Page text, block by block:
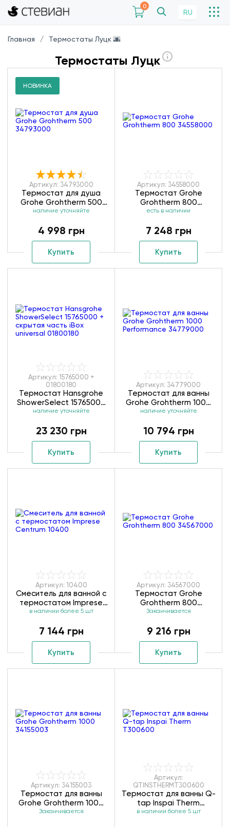
0
RU
Главная Термостаты Луцк 🌆
Термостаты Луцк
НОВИНКА
Артикул: 34793000
Термостат для душа
Grohe Grohtherm 500
34793000
наличие уточняйте
4 998 грн
Купить
Артикул: 34558000
Термостат Grohe
Grohtherm 800
34558000
есть в наличии
7 248 грн
Купить
Артикул: 15765000 +
01800180
Термостат Hansgrohe
ShowerSelect 15765000
+ скрытая часть iBox
наличие уточняйте
23 230 грн
Купить
Артикул: 34779000
Термостат для ванны
Grohe Grohtherm 1000
Performance 34779000
наличие уточняйте
10 794 грн
Купить
Артикул: 10400
Смеситель для ванной с
термостатом Imprese
Centrum 10400
в наличии более 5 шт
7 144 грн
Купить
Артикул: 34567000
Термостат Grohe
Grohtherm 800
34567000
Заканчивается
9 216 грн
Купить
Артикул: 34155003
Термостат для ванны
Grohe Grohtherm 1000
34155003
Заканчивается
Артикул:
QTINSTHERMT300600
Термостат для ванны Q-
tap Inspai Therm
T300600
в наличии более 5 шт